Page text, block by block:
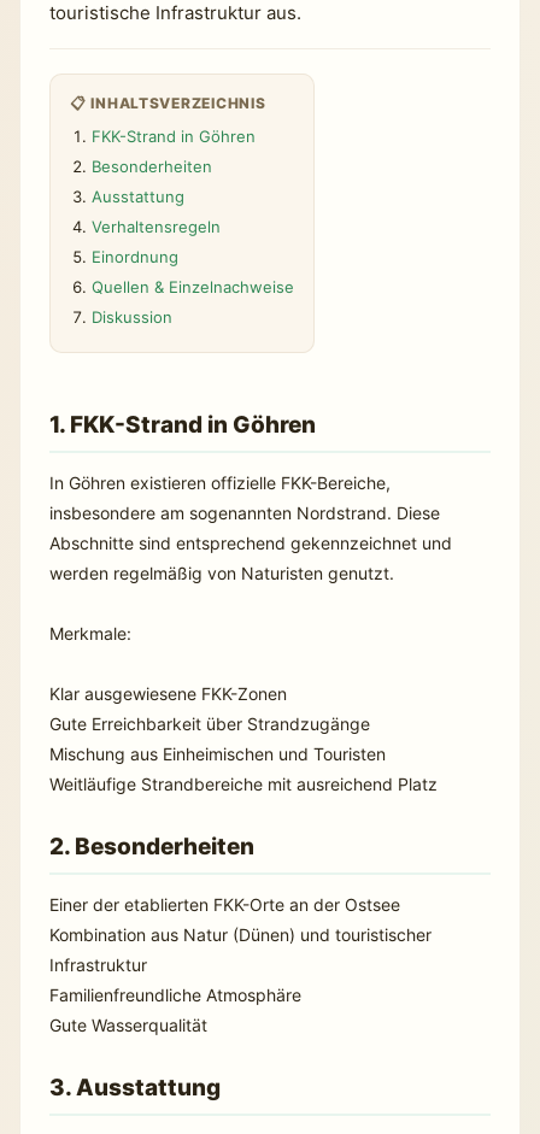
touristische Infrastruktur aus.
📋 INHALTSVERZEICHNIS
FKK-Strand in Göhren
Besonderheiten
Ausstattung
Verhaltensregeln
Einordnung
Quellen & Einzelnachweise
Diskussion
1. FKK-Strand in Göhren
In Göhren existieren offizielle FKK-Bereiche,
insbesondere am sogenannten Nordstrand. Diese
Abschnitte sind entsprechend gekennzeichnet und
werden regelmäßig von Naturisten genutzt.
Merkmale:
Klar ausgewiesene FKK-Zonen
Gute Erreichbarkeit über Strandzugänge
Mischung aus Einheimischen und Touristen
Weitläufige Strandbereiche mit ausreichend Platz
2. Besonderheiten
Einer der etablierten FKK-Orte an der Ostsee
Kombination aus Natur (Dünen) und touristischer
Infrastruktur
Familienfreundliche Atmosphäre
Gute Wasserqualität
3. Ausstattung